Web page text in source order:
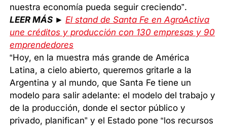
nuestra economía pueda seguir creciendo”.
LEER MÁS ► El stand de Santa Fe en AgroActiva
une créditos y producción con 130 empresas y 90
emprendedores
“Hoy, en la muestra más grande de América
Latina, a cielo abierto, queremos gritarle a la
Argentina y al mundo, que Santa Fe tiene un
modelo para salir adelante: el modelo del trabajo y
de la producción, donde el sector público y
privado, planifican” y el Estado pone “los recursos